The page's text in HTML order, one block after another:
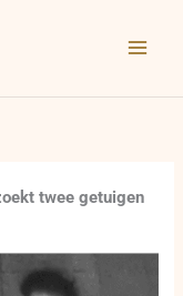
twee getuigen